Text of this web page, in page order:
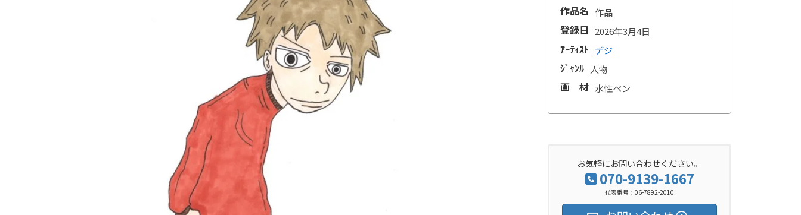
作品名 作品
登録日 2026年3月4日
ｱｰﾃｨｽﾄ デジ
ｼﾞｬﾝﾙ 人物
画 材 水性ペン
お気軽にお問い合わせください。
070-9139-1667
代表番号：06-7892-2010